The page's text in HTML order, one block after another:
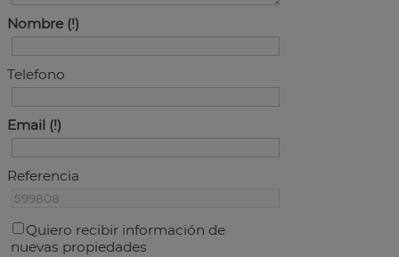
Nombre
Telefono
Email
Referencia
Quiero recibir información de
nuevas propiedades